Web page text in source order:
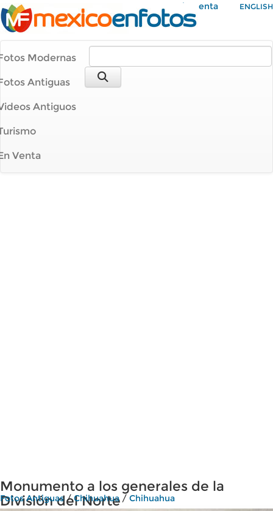
Mi Cuenta ENGLISH
Modernas
Antiguas
Antiguos
Venta
Monumento a los generales de la
División del Norte
Fotos Antiguas/Chihuahua/ Chihuahua